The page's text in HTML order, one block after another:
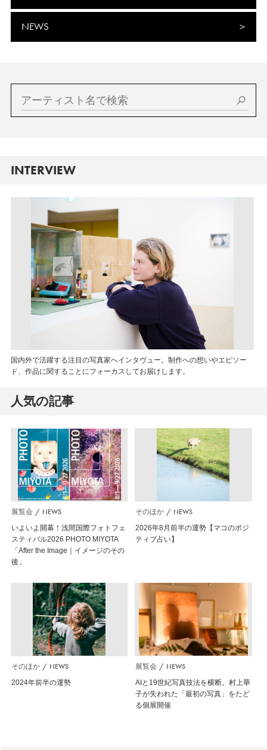
NEWS
INTERVIEW
国内外で活躍する注目の写真家へインタヴュー。制作への想いやエピソー
ド、作品に関することにフォーカスしてお届けします。
人気の記事
展覧会 NEWS
いよいよ開幕！浅間国際フォトフェ
スティバル2026 PHOTO MIYOTA
「After the Image｜イメージのその
後」
そのほか NEWS
2026年8月前半の運勢【マコのポジ
ティブ占い】
そのほか NEWS
2024年前半の運勢
展覧会 NEWS
AIと19世紀写真技法を横断。村上華
子が失われた「最初の写真」をたど
る個展開催